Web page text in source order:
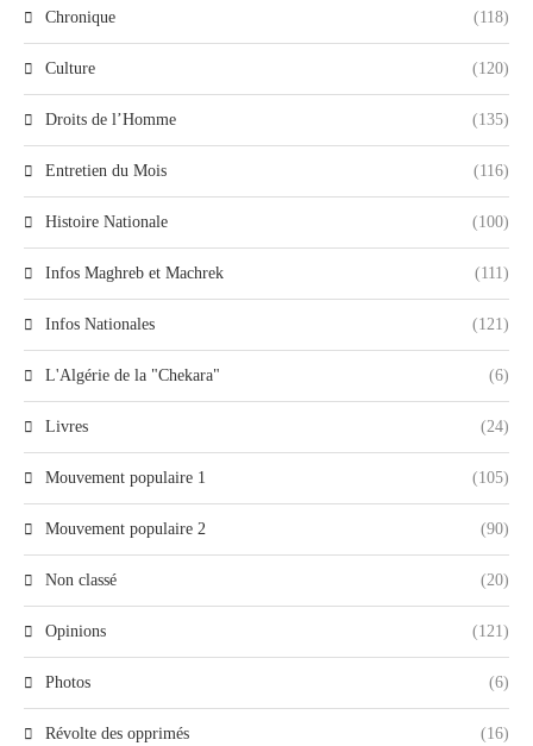
Chronique (118)
Culture (120)
Droits de l’Homme (135)
Entretien du Mois (116)
Histoire Nationale (100)
Infos Maghreb et Machrek (111)
Infos Nationales (121)
L'Algérie de la "Chekara" (6)
Livres (24)
Mouvement populaire 1 (105)
Mouvement populaire 2 (90)
Non classé (20)
Opinions (121)
Photos (6)
Révolte des opprimés (16)